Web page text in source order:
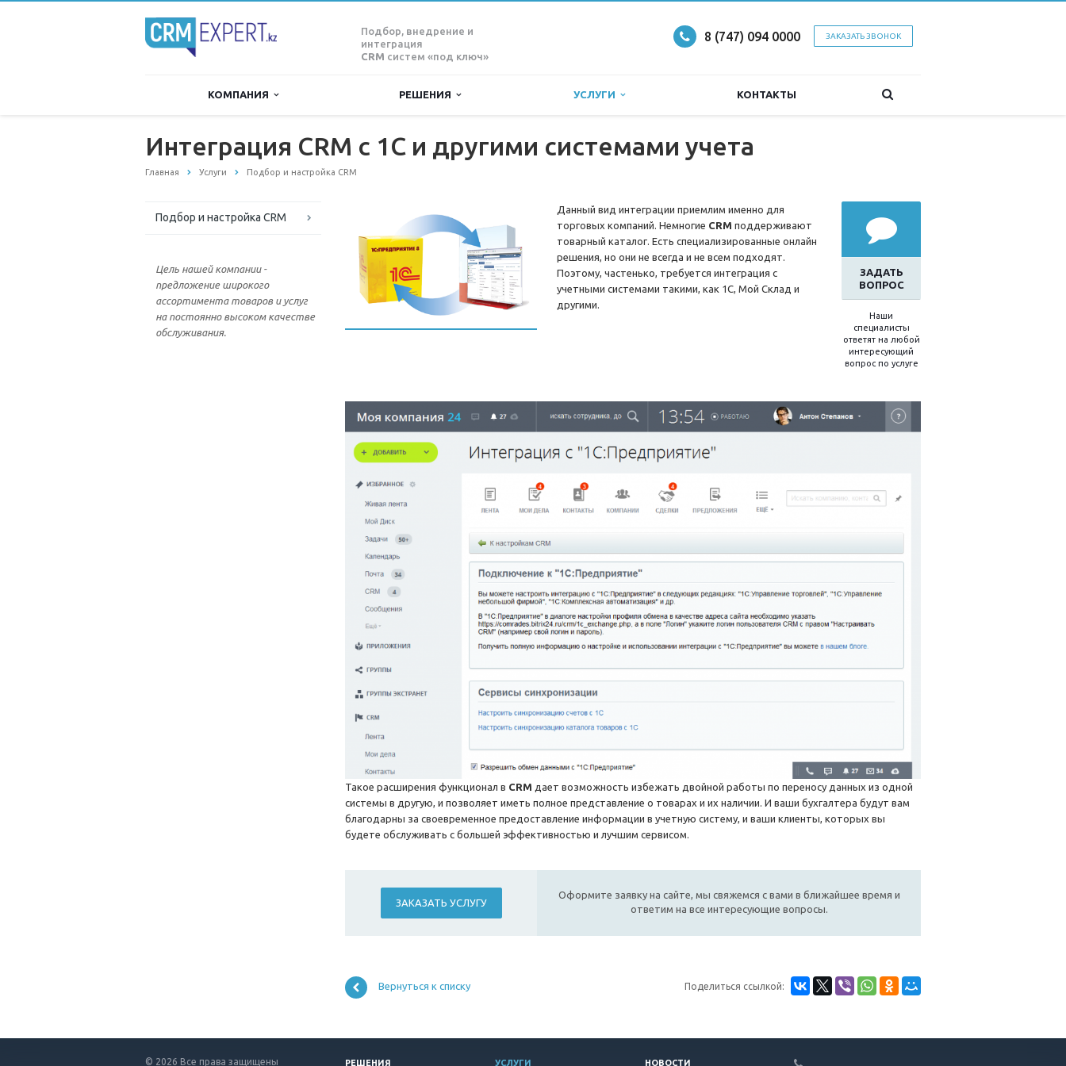
Подбор, внедрение и
интеграция
CRM систем «под ключ»
ЗАКАЗАТЬ ЗВОНОК
8 (747) 094 0000
КОМПАНИЯ РЕШЕНИЯ УСЛУГИ КОНТАКТЫ
Интеграция CRM с 1С и другими системами учета
Главная Услуги Подбор и настройка CRM
Подбор и настройка CRM
Цель нашей компании -
предложение широкого
ассортимента товаров и услуг
на постоянно высоком качестве
обслуживания.
ЗАДАТЬ
ВОПРОС
Наши
специалисты
ответят на любой
интересующий
вопрос по услуге
Данный вид интеграции приемлим именно для
торговых компаний. Немногие CRM поддерживают
товарный каталог. Есть специализированные онлайн
решения, но они не всегда и не всем подходят.
Поэтому, частенько, требуется интеграция с
учетными системами такими, как 1С, Мой Склад и
другими.
Такое расширения функционал в CRM дает возможность избежать двойной работы по переносу данных из одной
системы в другую, и позволяет иметь полное представление о товарах и их наличии. И ваши бухгалтера будут вам
благодарны за своевременное предоставление информации в учетную систему, и ваши клиенты, которых вы
будете обслуживать с большей эффективностью и лучшим сервисом.
ЗАКАЗАТЬ УСЛУГУ
Оформите заявку на сайте, мы свяжемся с вами в ближайшее время и
ответим на все интересующие вопросы.
Поделиться ссылкой:
Вернуться к списку
© 2026 Все права защищены РЕШЕНИЯ УСЛУГИ НОВОСТИ